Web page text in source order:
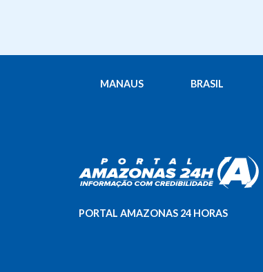
MANAUS BRASIL
PORTAL AMAZONAS 24 HORAS